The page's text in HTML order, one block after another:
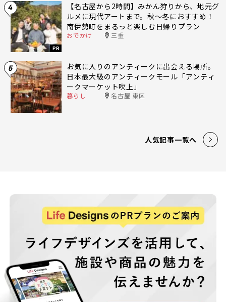
4
PR
【名古屋から2時間】みかん狩りから、地元グ
ルメに現代アートまで。秋〜冬におすすめ！
南伊勢町をまるっと楽しむ日帰りプラン
おでかけ 三重
5
お気に入りのアンティークに出会える場所。
日本最大級のアンティークモール「アンティ
ークマーケット吹上」
暮らし 名古屋 東区
人気記事一覧へ